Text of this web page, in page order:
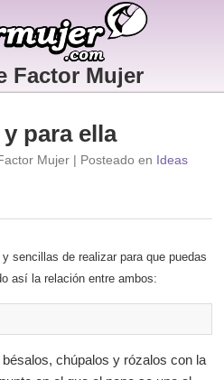
Factor Mujer
para ella
Mujer | Posteado en Ideas
sencillas de realizar para que puedas
así la relación entre ambos:
bésalos, chúpalos y rózalos con la